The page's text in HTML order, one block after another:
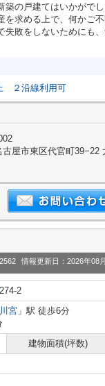
築の戸建てはいかがで
を求める上で、何かご
敗をしないためにも
２沿線利用可
古屋市東区代官町39−22
情報更新日：2026年08
274-2
川宮 」駅 徒歩6分
建物面積(坪数)